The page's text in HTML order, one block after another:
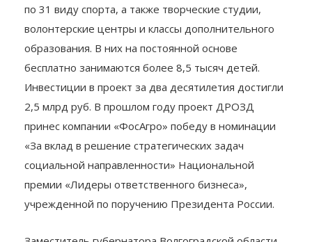
по 31 виду спорта, а также творческие студии,
волонтерские центры и классы дополнительного
образования. В них на постоянной основе
бесплатно занимаются более 8,5 тысяч детей.
Инвестиции в проект за два десятилетия достигли
2,5 млрд руб. В прошлом году проект ДРОЗД
принес компании «ФосАгро» победу в номинации
«За вклад в решение стратегических задач
социальной направленности» Национальной
премии «Лидеры ответственного бизнеса»,
учрежденной по поручению Президента России.